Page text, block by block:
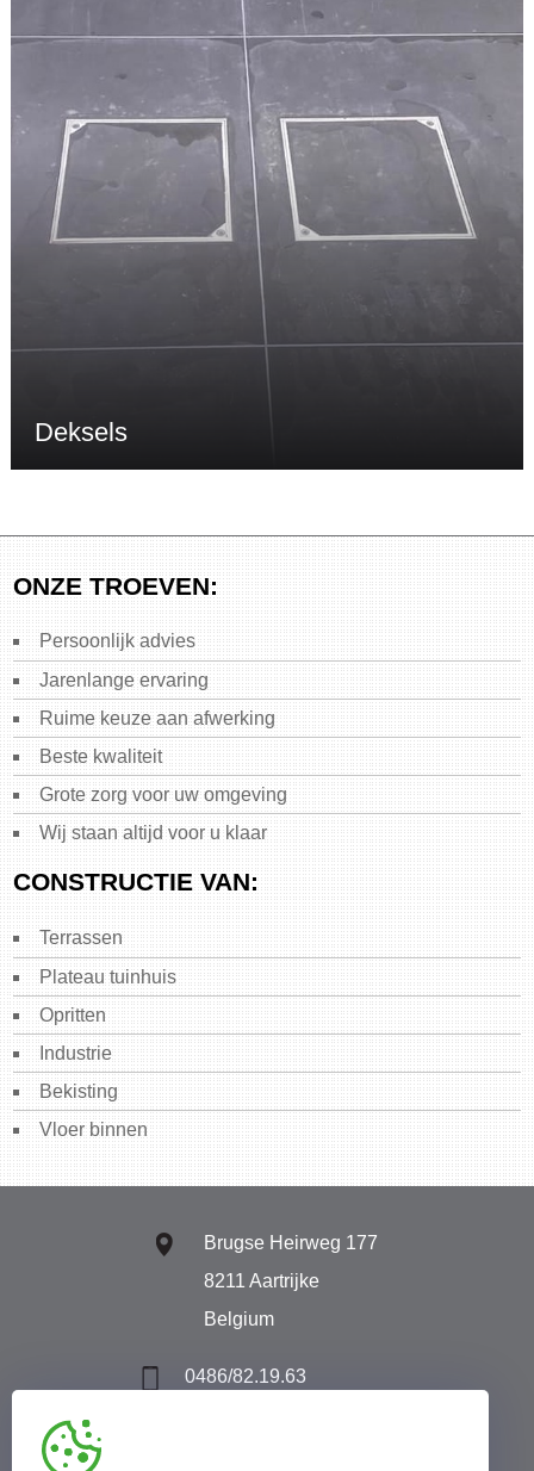
Deksels
ONZE TROEVEN:
Persoonlijk advies
Jarenlange ervaring
Ruime keuze aan afwerking
Beste kwaliteit
Grote zorg voor uw omgeving
Wij staan altijd voor u klaar
CONSTRUCTIE VAN:
Terrassen
Plateau tuinhuis
Opritten
Industrie
Bekisting
Vloer binnen
Brugse Heirweg 177
8211 Aartrijke
Belgium
0486/82.19.63